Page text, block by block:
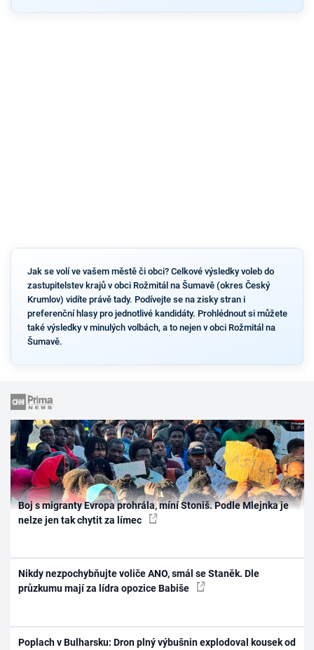
Jak se volí ve vašem městě či obci? Celkové výsledky voleb do
zastupitelstev krajů v obci Rožmitál na Šumavě (okres Český
Krumlov) vidíte právě tady. Podívejte se na zisky stran i
preferenční hlasy pro jednotlivé kandidáty. Prohlédnout si můžete
také výsledky v minulých volbách, a to nejen v obci Rožmitál na
Šumavě.
Boj s migranty Evropa prohrála, míní Stoniš. Podle Mlejnka je
nelze jen tak chytit za límec
Nikdy nezpochybňujte voliče ANO, smál se Staněk. Dle
průzkumu mají za lídra opozice Babiše
Poplach v Bulharsku: Dron plný výbušnin explodoval kousek od